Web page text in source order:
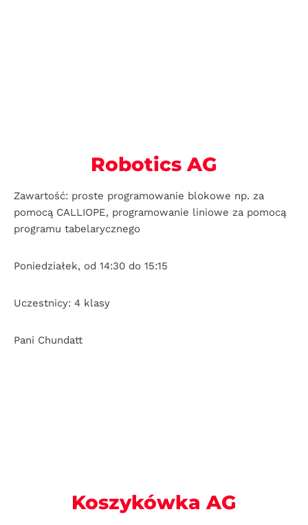
Robotics AG
Zawartość: proste programowanie blokowe np. za
pomocą CALLIOPE, programowanie liniowe za pomocą
programu tabelarycznego
Poniedziałek, od 14:30 do 15:15
Uczestnicy: 4 klasy
Pani Chundatt
Koszykówka AG